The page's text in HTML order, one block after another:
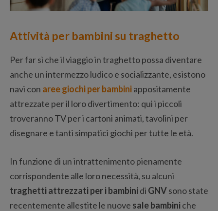
Attività per bambini su traghetto
Per far sì che il viaggio in traghetto possa diventare
anche un intermezzo ludico e socializzante, esistono
navi con aree giochi per bambiniappositamente
attrezzate per il loro divertimento: qui i piccoli
troveranno TV per i cartoni animati, tavolini per
disegnare e tanti simpatici giochi per tutte le età.
In funzione di un intrattenimento pienamente
corrispondente alle loro necessità, su alcuni
traghetti attrezzati per i bambinidi GNVsono state
recentemente allestite le nuove sale bambiniche